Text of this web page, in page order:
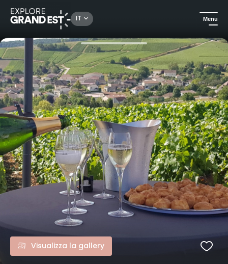
IT Menu
Eventi Una serata speciale tra i vigneti alla Thiodelle
Visualizza la gallery